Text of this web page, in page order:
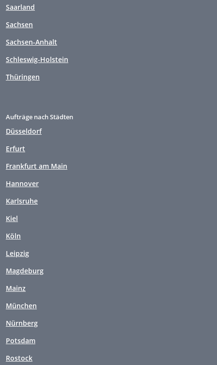
Saarland
Sachsen
Sachsen-Anhalt
Schleswig-Holstein
Thüringen
Aufträge nach Städten
Düsseldorf
Erfurt
Frankfurt am Main
Hannover
Karlsruhe
Kiel
Köln
Leipzig
Magdeburg
Mainz
München
Nürnberg
Potsdam
Rostock